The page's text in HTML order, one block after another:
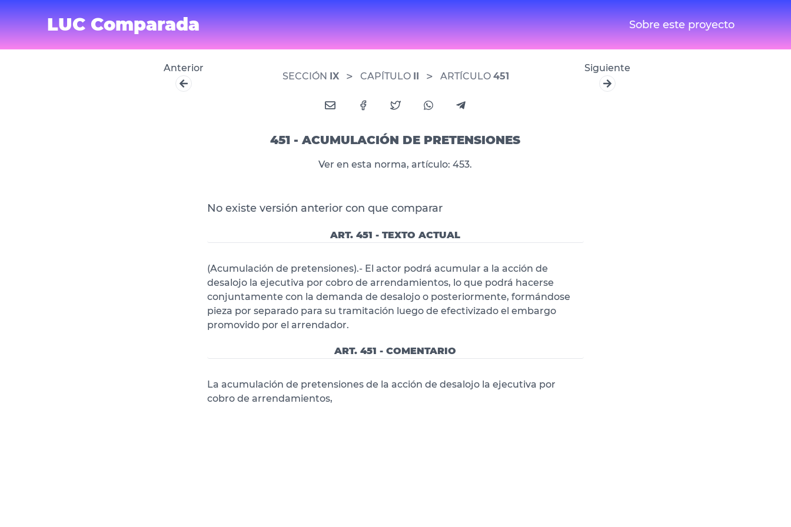
LUC Comparada Sobre este proyecto
Anterior
SECCIÓN IX > CAPÍTULO II > ARTÍCULO 451
Siguiente
451 - ACUMULACIÓN DE PRETENSIONES
Ver en esta norma, artículo: 453.
No existe versión anterior con que comparar
ART. 451 - TEXTO ACTUAL
(Acumulación de pretensiones).- El actor podrá acumular a la acción de
desalojo la ejecutiva por cobro de arrendamientos, lo que podrá hacerse
conjuntamente con la demanda de desalojo o posteriormente, formándose
pieza por separado para su tramitación luego de efectivizado el embargo
promovido por el arrendador.
ART. 451 - COMENTARIO
La acumulación de pretensiones de la acción de desalojo la ejecutiva por
cobro de arrendamientos,